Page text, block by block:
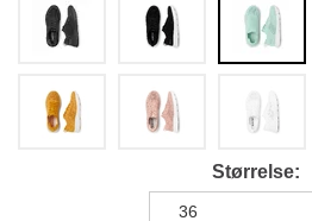
Størrelse
36